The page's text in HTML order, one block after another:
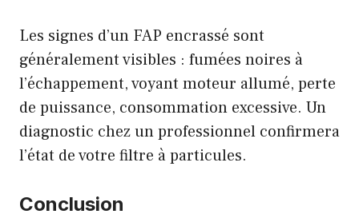
Les signes d’un FAP encrassé sont
généralement visibles : fumées noires à
l’échappement, voyant moteur allumé, perte
de puissance, consommation excessive. Un
diagnostic chez un professionnel confirmera
l’état de votre filtre à particules.
Conclusion